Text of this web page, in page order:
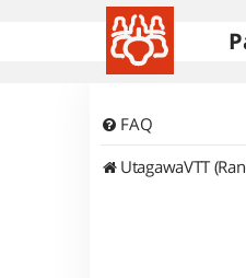
FAQ
UtagawaVTT